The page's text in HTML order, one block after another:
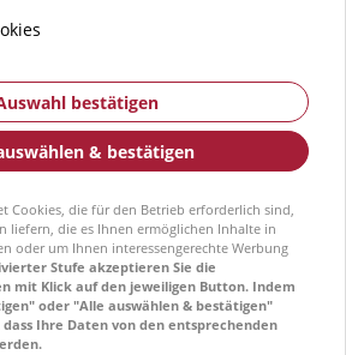
bestätigen
& bestätigen
Cookies, die für den Betrieb erforderlich sind,
liefern, die es Ihnen ermöglichen Inhalte in
oder um Ihnen interessengerechte Werbung
Stufe akzeptieren Sie die
mit Klick auf den jeweiligen Button. Indem
oder "Alle auswählen & bestätigen"
Ihre Daten von den entsprechenden